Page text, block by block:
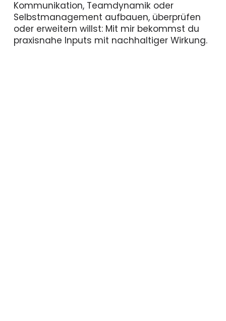
Kommunikation, Teamdynamik oder
Selbstmanagement aufbauen, überprüfen
oder erweitern willst: Mit mir bekommst du
praxisnahe Inputs mit nachhaltiger Wirkung.